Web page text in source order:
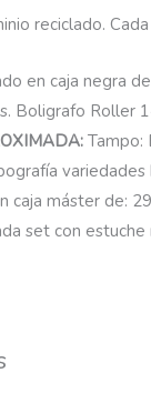
reciclado.
en caja negra
Boligrafo Roller
Tampo:
caja máster de:
set con